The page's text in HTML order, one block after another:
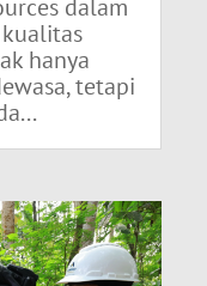
dalam
hanya
tetapi